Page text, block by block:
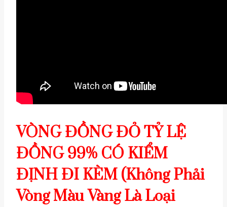
VÒNG ĐỒNG ĐỎ TỶ LỆ
ĐỒNG 99% CÓ KIỂM
ĐỊNH ĐI KÈM (Không Phải
Vòng Màu Vàng Là Loại